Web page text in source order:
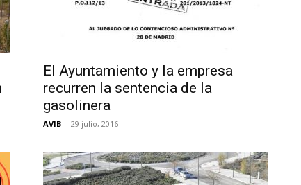
El Ayuntamiento y la empresa
recurren la sentencia de la
gasolinera
AVIB - 29 julio, 2016